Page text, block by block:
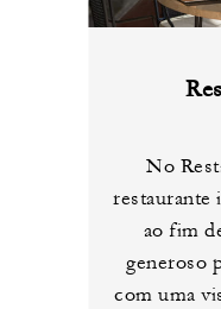
No
restaurante
ao fim
generoso
com uma